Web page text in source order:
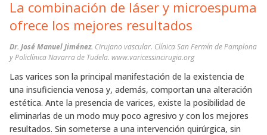
La combinación de láser y microespuma
ofrece los mejores resultados
Dr. José Manuel Jiménez. Cirujano vascular. Clínica San Fermín de Pamplona
y Policlínica Navarra de Tudela. www.varicessincirugia.org
Las varices son la principal manifestación de la existencia de
una insuficiencia venosa y, además, comportan una alteración
estética. Ante la presencia de varices, existe la posibilidad de
eliminarlas de un modo muy poco agresivo y con los mejores
resultados. Sin someterse a una intervención quirúrgica, sin